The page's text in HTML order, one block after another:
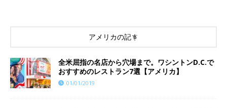
アメリカの記事
全米屈指の名店から穴場まで。ワシントンD.C.で
おすすめのレストラン7選【アメリカ】
01/01/2019